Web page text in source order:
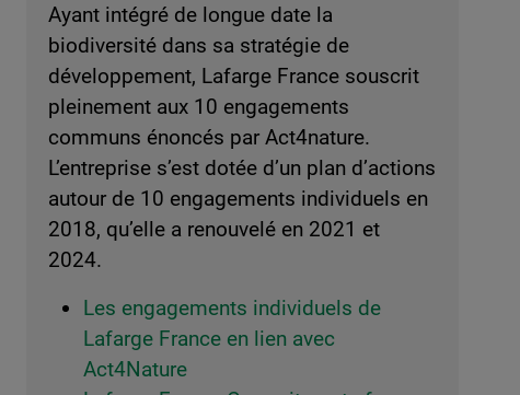
Ayant intégré de longue date la
biodiversité dans sa stratégie de
développement, Lafarge France souscrit
pleinement aux 10 engagements
communs énoncés par Act4nature.
L’entreprise s’est dotée d’un plan d’actions
autour de 10 engagements individuels en
2018, qu’elle a renouvelé en 2021 et
2024.
Les engagements individuels de
Lafarge France en lien avec
Act4Nature